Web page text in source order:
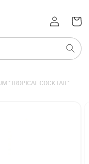
Bejelentkezés
kosara
"TROPICAL COCKTAIL"